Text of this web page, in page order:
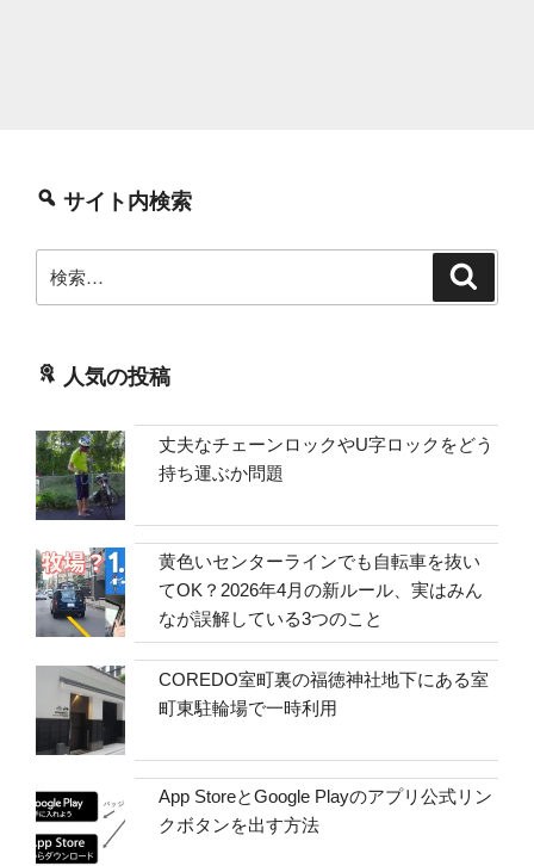
サイト内検索
索:
人気の投稿
丈夫なチェーンロックやU字ロックをどう
持ち運ぶか問題
黄色いセンターラインでも自転車を抜い
てOK？2026年4月の新ルール、実はみん
なが誤解している3つのこと
COREDO室町裏の福徳神社地下にある室
町東駐輪場で一時利用
App StoreとGoogle Playのアプリ公式リン
クボタンを出す方法